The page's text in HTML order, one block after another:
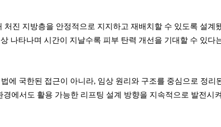
진 지방층을 안정적으로 지지하고 재배치할 수 있도록 설계
나타나며 시간이 지날수록 피부 탄력 개선을 기대할 수 있다
에 국한된 접근이 아니라, 임상 원리와 구조를 중심으로 정리
에서도 활용 가능한 리프팅 설계 방향을 지속적으로 발전시